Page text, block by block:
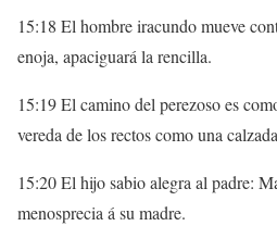
15:18 El hombre iracundo mueve
enoja, apaciguará la rencilla.
15:19 El camino del perezoso es
vereda de los rectos como una
15:20 El hijo sabio alegra al padre:
menosprecia á su madre.